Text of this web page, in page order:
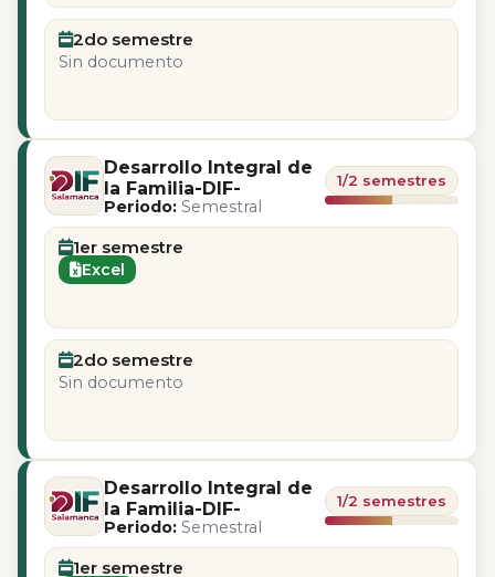
2do semestre
Sin documento
Desarrollo Integral de
la Familia-DIF-
Periodo: Semestral
1/2 semestres
1er semestre
Excel
2do semestre
Sin documento
Desarrollo Integral de
la Familia-DIF-
Periodo: Semestral
1/2 semestres
1er semestre